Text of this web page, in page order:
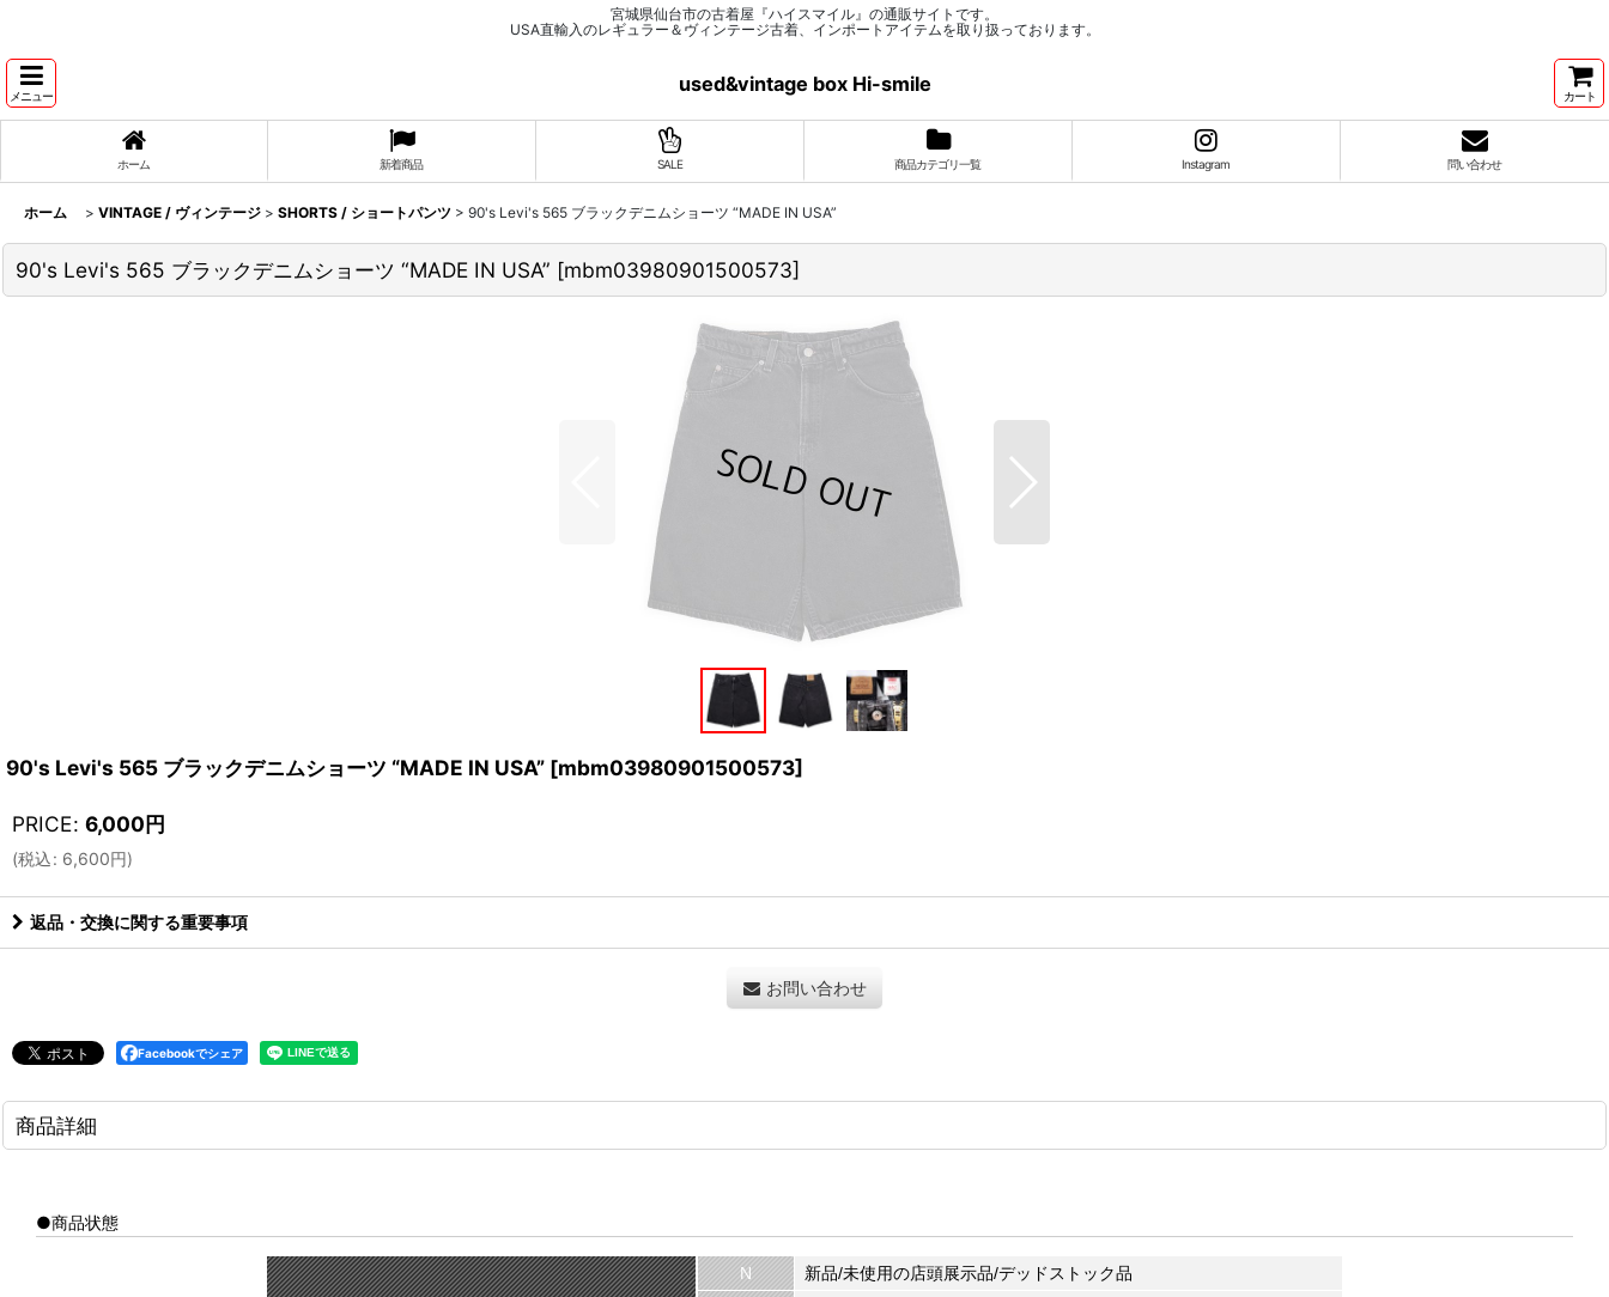
宮城県仙台市の古着屋『ハイスマイル』の通販サイトです。
USA直輸入のレギュラー＆ヴィンテージ古着、インポートアイテムを取り扱っております。
メニュー
used&vintage box Hi-smile
カート
ホーム 新着商品 SALE 商品カテゴリ一覧 Instagram 問い合わせ
ホーム > VINTAGE / ヴィンテージ > SHORTS / ショートパンツ > 90's Levi's 565 ブラックデニムショーツ “MADE IN USA”
90's Levi's 565 ブラックデニムショーツ “MADE IN USA” [mbm03980901500573]
90's Levi's 565 ブラックデニムショーツ “MADE IN USA” [mbm03980901500573]
PRICE: 6,000円
(税込: 6,600円)
返品・交換に関する重要事項
お問い合わせ
Facebookでシェア
商品詳細
●商品状態
N
新品/未使用の店頭展示品/デッドストック品